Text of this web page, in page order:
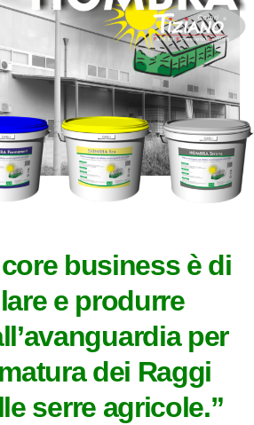
business è di
e produrre
per
dei Raggi
serre agricole.”